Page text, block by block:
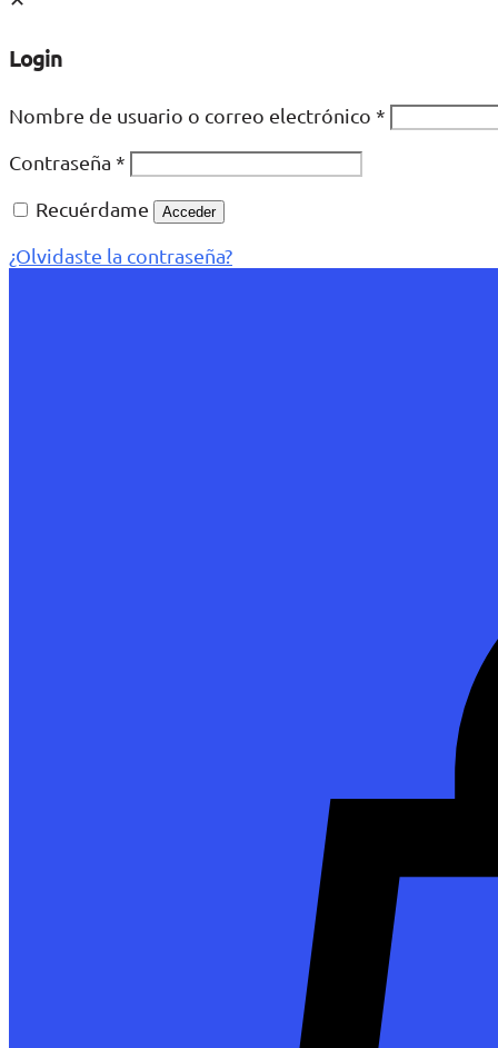
Login
Nombre de usuario o correo electrónico *
Contraseña *
Recuérdame
Acceder
¿Olvidaste la contraseña?